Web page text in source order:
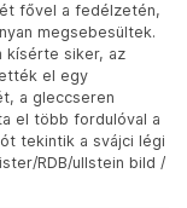
fővel a fedélzetén,
megsebesültek.
kísérte siker, az
el egy
a gleccseren
el több fordulóval a
tekintik a svájci légi
RDB/ullstein bild /